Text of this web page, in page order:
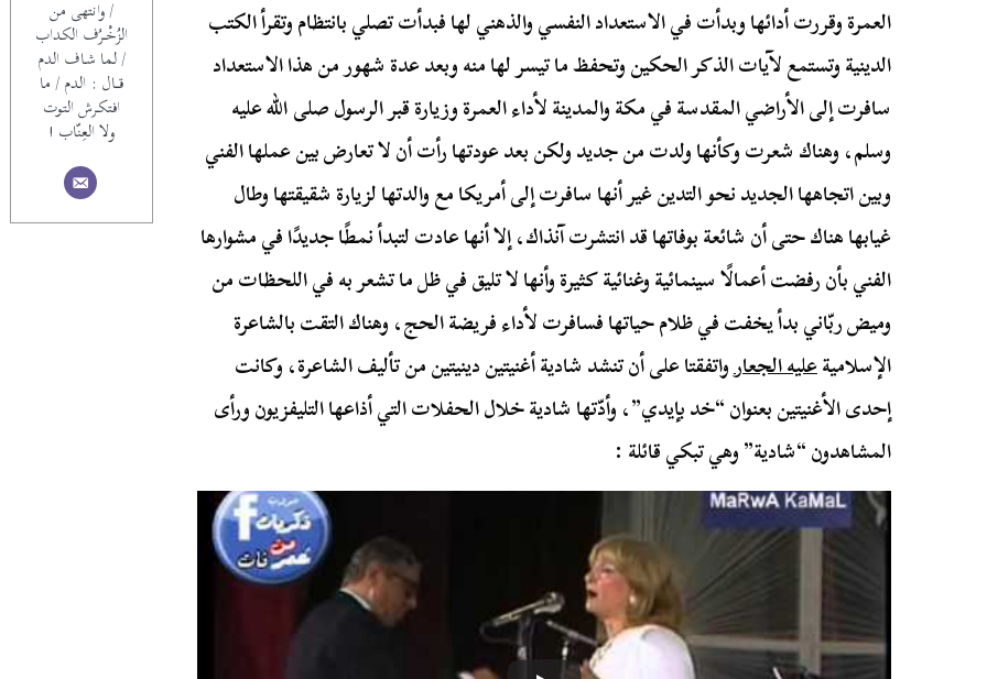
/ وانتهى من
الزُخْــرُف الكداب
/ لما شـاف الدم
قـــال : الدم / ما
افتكـرش التوت
ولا العِنّاب !
العمرة وقررت أدائها وبدأت في الاستعداد النفسي والذهني لها فبدأت تصلي بانتظام وتقرأ الكتب
الدينية وتستمع لآيات الذكر الحكين وتحفظ ما تيسر لها منه وبعد عدة شهور من هذا الاستعداد
سافرت إلى الأراضي المقدسة في مكة والمدينة لأداء العمرة وزيارة قبر الرسول صلى الله عليه
وسلم، وهناك شعرت وكأنها ولدت من جديد ولكن بعد عودتها رأت أن لا تعارض بين عملها الفني
وبين اتجاهها الجديد نحو التدين غير أنها سافرت إلى أمريكا مع والدتها لزيارة شقيقتها وطال
غيابها هناك حتى أن شائعة بوفاتها قد انتشرت آنذاك، إلا أنها عادت لتبدأ نمطًا جديدًا في مشوارها
الفني بأن رفضت أعمالًا سينمائية وغنائية كثيرة وأنها لا تليق في ظل ما تشعر به في اللحظات من
وميض ربّاني بدأ يخفت في ظلام حياتها فسافرت لأداء فريضة الحج، وهناك التقت بالشاعرة
الإسلاميةعليه الجعارواتفقتا على أن تنشد شادية أغنيتين دينيتين من تأليف الشاعرة، وكانت
إحدى الأغنيتين بعنوان “خد بإيدي”، وأدّتها شادية خلال الحفلات التي أذاعها التليفزيون ورأى
المشاهدون “شادية” وهي تبكي قائلة :